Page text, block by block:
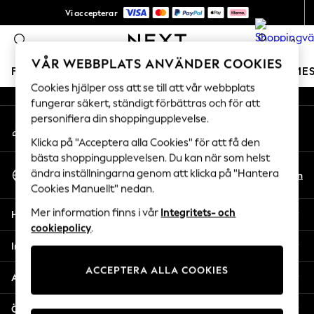
Vi accepterar
NYA enkla returer* 0
FLICKOR POJKAR BABY DAMER HERRAR
GIRLS
New In
50 - 92cm
98 - 110cm
116 - 134cm
140 - 174cm
Trending: Top & Short Sets
Trending: Clogs
All Clothing
Coats & Jackets
Sweatshirts & Hoodies
An error occurred on client
Våra sociala nätverk
Mitt konto
Logga in på ditt konto
Välj Språk
Svenska
Sv En
Hjälp
Integritet & Juridik
Avdelningar
Övriga tjänster
VÅR WEBBPLATS ANVÄNDER COOKIES
Cookies hjälper oss att se till att vår webbplats
fungerar säkert, ständigt förbättras och för att
personifiera din shoppingupplevelse.
Klicka på "Acceptera alla Cookies" för att få den
bästa shoppingupplevelsen. Du kan när som helst
ändra inställningarna genom att klicka på "Hantera
Cookies Manuellt" nedan.
Mer information finns i vår Integritets- och
cookiepolicy.
ACCEPTERA ALLA COOKIES